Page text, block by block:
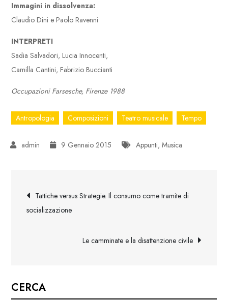
Immagini in dissolvenza:
Claudio Dini e Paolo Ravenni
INTERPRETI
Sadia Salvadori, Lucia Innocenti,
Camilla Cantini, Fabrizio Buccianti
Occupazioni Farsesche, Firenze 1988
Antropologia Composizioni Teatro musicale Tempo
9 Gennaio 2015 Appunti,Musica
Navigazione
articoli
Tattiche versus Strategie. Il consumo come tramite di
socializzazione
Le camminate e la disattenzione civile
CERCA